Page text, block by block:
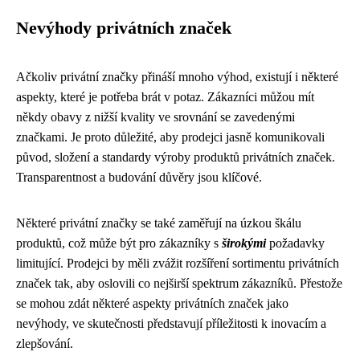
Nevýhody privátních značek
Ačkoliv privátní značky přináší mnoho výhod, existují i ​​některé
aspekty, které je potřeba brát v potaz. Zákazníci můžou mít
někdy obavy z nižší kvality ve srovnání se zavedenými
značkami. Je proto důležité, aby prodejci jasně komunikovali
původ, složení a standardy výroby produktů privátních značek.
Transparentnost a budování důvěry jsou klíčové.
Některé privátní značky se také zaměřují na úzkou škálu
produktů, což může být pro zákazníky s širokýmipožadavky
limitující. Prodejci by měli zvážit rozšíření sortimentu privátních
značek tak, aby oslovili co nejširší spektrum zákazníků. Přestože
se mohou zdát některé aspekty privátních značek jako
nevýhody, ve skutečnosti představují příležitosti k inovacím a
zlepšování.